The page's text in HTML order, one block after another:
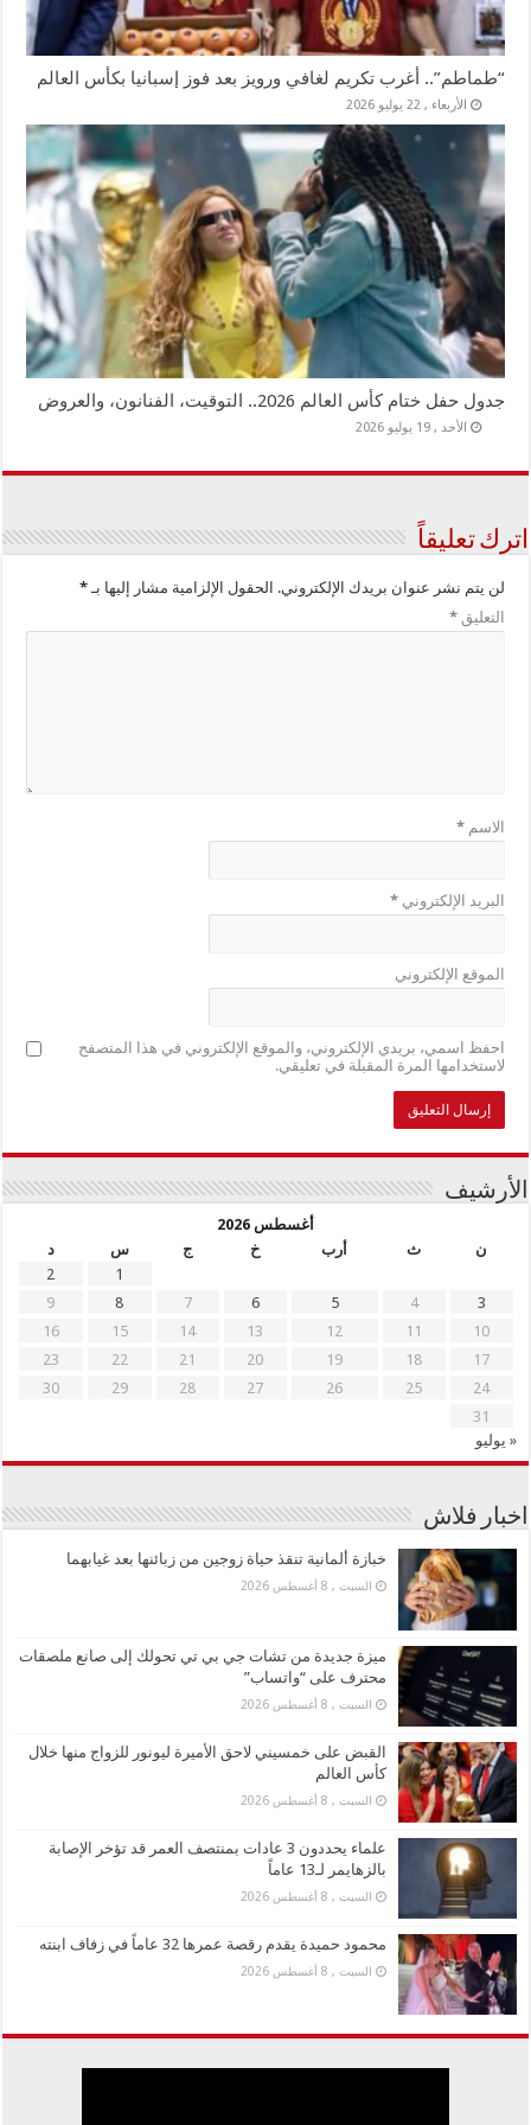
“طماطم”.. أغرب تكريم لغافي ورويز بعد فوز إسبانيا بكأس العالم
الأربعاء , 22 يوليو 2026
جدول حفل ختام كأس العالم 2026.. التوقيت، الفنانون، والعروض
الأحد , 19 يوليو 2026
اترك تعليقاً
لن يتم نشر عنوان بريدك الإلكتروني. الحقول الإلزامية مشار إليها بـ*
التعليق*
الاسم*
البريد الإلكتروني*
الموقع الإلكتروني
احفظ اسمي، بريدي الإلكتروني، والموقع الإلكتروني في هذا المتصفح
لاستخدامها المرة المقبلة في تعليقي.
الأرشيف
أغسطس 2026
ن
ث أرب خ ج س
د
1
2
3
4
5
6
7
8
9
10
11
12
13
14
15
16
17
18
19
20
21
22
23
24
25
26
27
28
29
30
31
« يوليو
اخبار فلاش
خبازة ألمانية تنقذ حياة زوجين من زبائنها بعد غيابهما
السبت , 8 أغسطس 2026
ميزة جديدة من تشات جي بي تي تحولك إلى صانع ملصقات
محترف على “واتساب”
السبت , 8 أغسطس 2026
القبض على خمسيني لاحق الأميرة ليونور للزواج منها خلال
كأس العالم
السبت , 8 أغسطس 2026
علماء يحددون 3 عادات بمنتصف العمر قد تؤخر الإصابة
بالزهايمر لـ13 عاماً
السبت , 8 أغسطس 2026
محمود حميدة يقدم رقصة عمرها 32 عاماً في زفاف ابنته
السبت , 8 أغسطس 2026